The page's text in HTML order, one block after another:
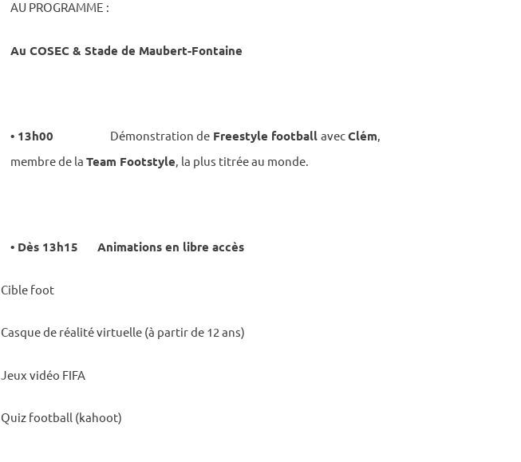
AU PROGRAMME :
Au COSEC & Stade de Maubert-Fontaine
• 13h00 Démons­tra­tion de Free­style foot­ball avecClém,
membre de la Team Foot­style, la plus titrée au monde.
• Dès 13h15 Anima­tions en libre accès
Cible foot
Casque de réalité virtuelle (à partir de 12 ans)
Jeux vidéo FIFA
Quiz foot­ball (kahoot)